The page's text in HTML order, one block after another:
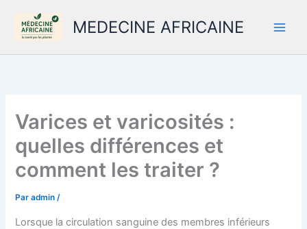
contenu
MEDECINE AFRICAINE
Varices et varicosités :
quelles différences et
comment les traiter ?
Paradmin/
Lorsque la circulation sanguine des membres inférieurs